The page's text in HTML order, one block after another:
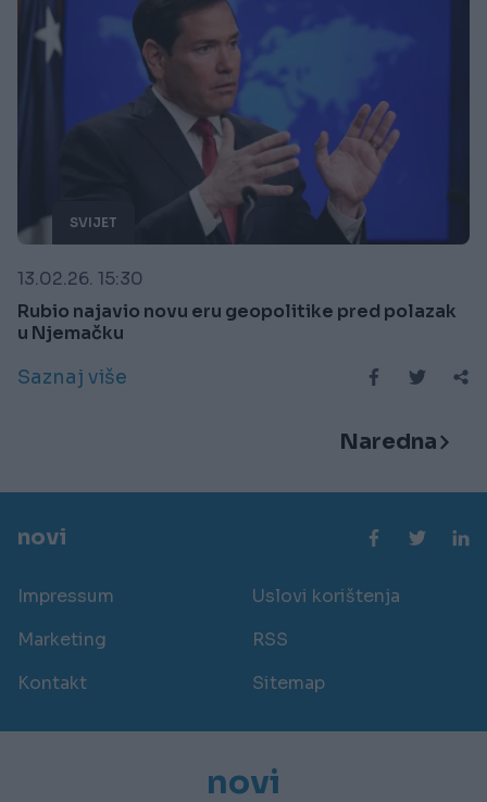
SVIJET
13.02.26. 15:30
Rubio najavio novu eru geopolitike pred polazak
u Njemačku
Saznaj više
Naredna
novi
Impressum
Uslovi korištenja
Marketing
RSS
Kontakt
Sitemap
novi